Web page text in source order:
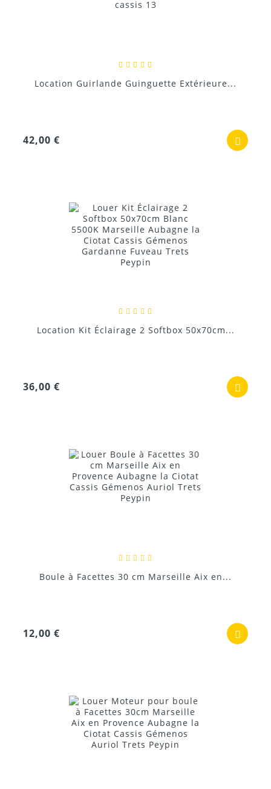
Location Guirlande Guinguette Extérieure...
42,00 €
Location Kit Éclairage 2 Softbox 50x70cm...
36,00 €
Boule à Facettes 30 cm Marseille Aix en...
12,00 €